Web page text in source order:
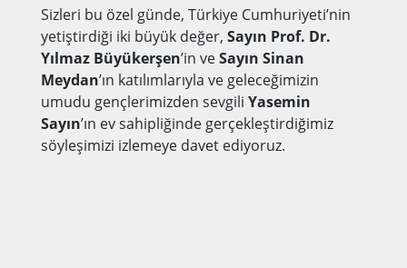
Sizleri bu özel günde, Türkiye Cumhuriyeti’nin
yetiştirdiği iki büyük değer, Sayın Prof. Dr.
Yılmaz Büyükerşen’in veSayın Sinan
Meydan’ın katılımlarıyla ve geleceğimizin
umudu gençlerimizden sevgili Yasemin
Sayın’ın ev sahipliğinde gerçekleştirdiğimiz
söyleşimizi izlemeye davet ediyoruz.